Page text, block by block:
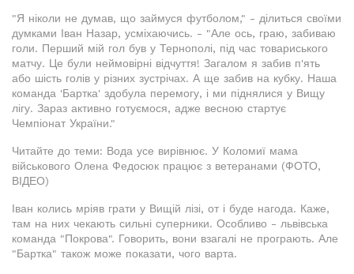
"Я ніколи не думав, що займуся футболом," - ділиться своїми
думками Іван Назар, усміхаючись. - "Але ось, граю, забиваю
голи. Перший мій гол був у Тернополі, під час товариського
матчу. Це були неймовірні відчуття! Загалом я забив п'ять
або шість голів у різних зустрічах. А ще забив на кубку. Наша
команда 'Бартка' здобула перемогу, і ми піднялися у Вищу
лігу. Зараз активно готуємося, адже весною стартує
Чемпіонат України."
Читайте до теми: Вода усе вирівнює. У Коломиї мама
військового Олена Федосюк працює з ветеранами (ФОТО,
ВІДЕО)
Іван колись мріяв грати у Вищій лізі, от і буде нагода. Каже,
там на них чекають сильні суперники. Особливо - львівська
команда "Покрова". Говорить, вони взагалі не програють. Але
"Бартка" також може показати, чого варта.